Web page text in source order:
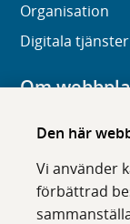
Den här
Vi använder
förbättrad
Organisation
Digitala tjänster
Om
Om karolinska.se
Tillgänglighet
Om cookies